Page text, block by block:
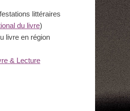
littéraires
du livre)
livre en région
& Lecture